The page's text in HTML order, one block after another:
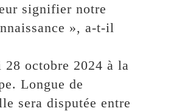
signifier notre
», a-t-il
28 octobre 2024 à la
Longue de
sera disputée entre